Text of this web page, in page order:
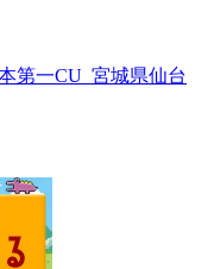
第一CU_宮城県仙台